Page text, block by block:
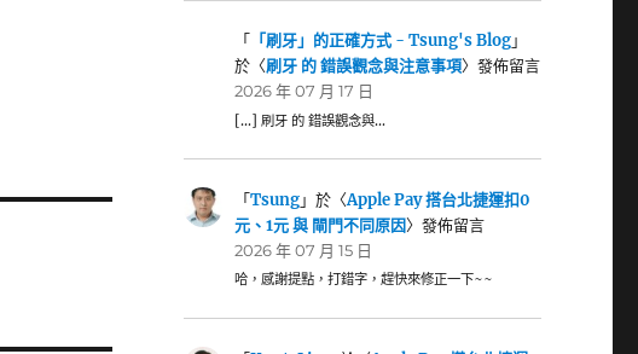
「 「刷牙」的正確方式 - Tsung's Blog」
於〈刷牙 的 錯誤觀念與注意事項〉發佈留言
2026 年 07 月 17 日
[…] 刷牙 的 錯誤觀念與…
「Tsung」於〈Apple Pay 搭台北捷運扣0
元、1元 與 閘門不同原因〉發佈留言
2026 年 07 月 15 日
哈，感謝提點，打錯字，趕快來修正一下~~